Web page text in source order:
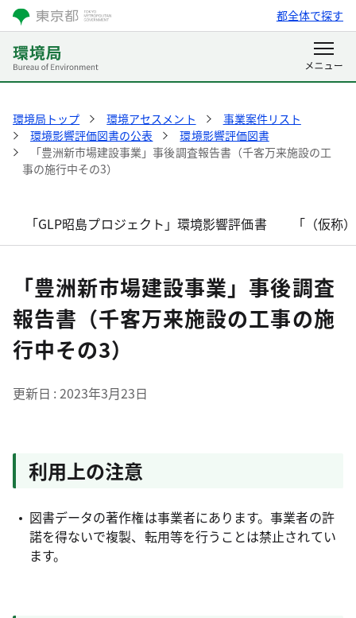
都全体で探す
環境局トップ 環境アセスメント
事業案件リスト
環境影響評価図書の公表
環境影響評価図書
「豊洲新市場建設事業」事後調査報告書（千客万来施設の工
事の施行中その3）
「GLP昭島プロジェクト」環境影響評価書 「（仮称
「豊洲新市場建設事業」事後調査
報告書（千客万来施設の工事の施
行中その3）
更新日 2023年3月23日
利用上の注意
図書データの著作権は事業者にあります。事業者の許
諾を得ないで複製、転用等を行うことは禁止されてい
ます。